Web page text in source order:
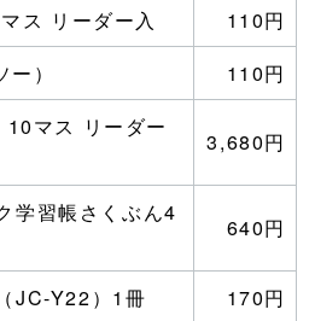
ス リーダー入
110円
）
110円
マス リーダー
3,680円
学習帳さくぶん4
640円
JC-Y22）1冊 170円